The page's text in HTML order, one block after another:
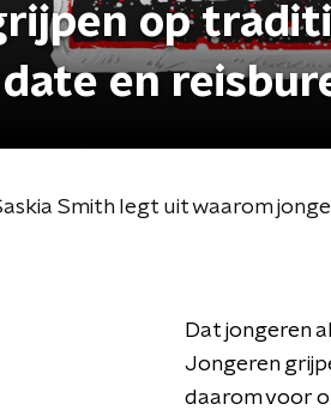
op
en
Smith legt uit waarom
Dat jongeren
Jongeren
daarom voor